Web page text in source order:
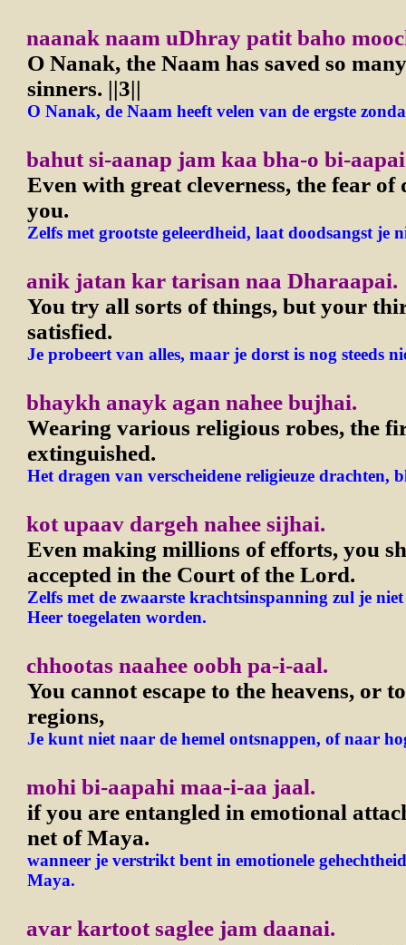
naanak naam uDhray patit baho
O Nanak, the Naam has saved so
sinners. ||3||
O Nanak, de Naam heeft velen van de ergste
bahut si-aanap jam kaa bha-o bi-
Even with great cleverness, the fear of
you.
Zelfs met grootste geleerdheid, laat doodsangst je
anik jatan kar tarisan naa Dharaapai.
You try all sorts of things, but your
satisfied.
Je probeert van alles, maar je dorst is nog steeds
bhaykh anayk agan nahee bujhai.
Wearing various religious robes, the
extinguished.
Het dragen van verscheidene religieuze drachten,
kot upaav dargeh nahee sijhai.
Even making millions of efforts, you
accepted in the Court of the Lord.
Zelfs met de zwaarste krachtsinspanning zul je
Heer toegelaten worden.
chhootas naahee oobh pa-i-aal.
You cannot escape to the heavens, or
regions,
Je kunt niet naar de hemel ontsnappen, of naar
mohi bi-aapahi maa-i-aa jaal.
if you are entangled in emotional
net of Maya.
wanneer je verstrikt bent in emotionele
Maya.
avar kartoot saglee jam daanai.